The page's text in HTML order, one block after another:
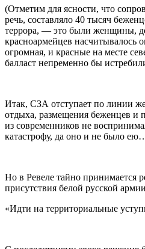
(Отметим для ясности, что
речь, составляло 40 тысяч
террора, — это были женщины,
красноармейцев насчитывалось
огромная, и красные на месте
балласт непременно бы
Итак, СЗА отступает по линии
отдыха, размещения беженцев и
из современников не
катастрофу, да оно и не было
Но в Ревеле тайно принимается
присутствия белой русской
«Идти на территориальные